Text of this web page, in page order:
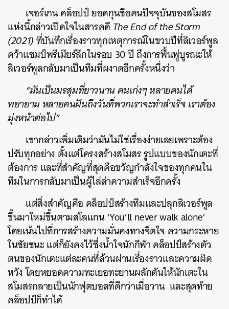
เจอร์เกน คล็อปป์ ยอดกุนซือคนปัจจุบันของสโมสร
แห่งนี้กล่าวเปิดใจในสารคดี The End of the Storm
(2021)ที่บันทึกเรื่องราวทุกเหตุการณ์ในขวบปีที่ลิเวอร์พูล
คว้าแชมป์พรีเมียร์ลีกในรอบ 30 ปี ถึงการฟื้นฟูบูรณะให้
ลิเวอร์พูลกลับมาเป็นทีมที่ผงาดอีกครั้งหนึ่งว่า
“มันเป็นมรสุมที่ยาวนาน คนเก่งๆ หลายคนได้
พยายาม หลายคนฝันถึงวันที่พวกเราจะทำสำเร็จ เราต้อง
มุ่งหน้าต่อไป”
เขากล่าวเพิ่มเติมว่ามันไม่ใช่เรื่องง่ายเลยเพราะต้อง
ปรับทุกอย่าง ตั้งแต่โครงสร้างสโมสร รูปแบบของนักเตะที่
ต้องการ และที่สำคัญที่สุดคือขวัญกำลังใจของทุกคนใน
ทีมในการกลับมาเป็นผู้ไล่ล่าความสำเร็จอีกครั้ง
แต่สิ่งสำคัญคือ คล็อปป์สร้างทีมและปลุกลิเวอร์พูล
ขึ้นมาใหม่ขึ้นตามสโลแกน ‘You’ll never walk alone’
โดยเน้นไปที่การสร้างความมั่นคงทางจิตใจ ความกระหาย
ในชัยชนะ แต่ก็ยังคงไว้ซึ่งน้ำใจนักกีฬา คล็อปป์สร้างตัว
ตนของนักเตะแต่ละคนที่ล้วนผ่านเรื่องราวและความผิด
หวัง โดยหยอดความทะเยอทะยานผลักดันให้นักเตะใน
สโมสรกลายเป็นนักฟุตบอลที่ดีกว่าเมื่อวาน และสุดท้าย
คล็อปป์ก็ทำได้